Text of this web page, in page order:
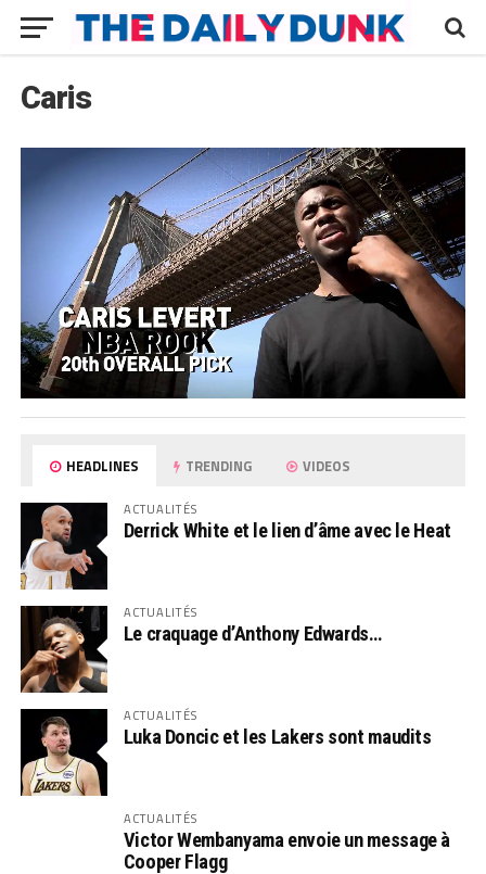
Caris
HEADLINES TRENDING VIDEOS
ACTUALITÉS
Derrick White et le lien d’âme avec le Heat
ACTUALITÉS
Le craquage d’Anthony Edwards…
ACTUALITÉS
Luka Doncic et les Lakers sont maudits
ACTUALITÉS
Victor Wembanyama envoie un message à
Cooper Flagg